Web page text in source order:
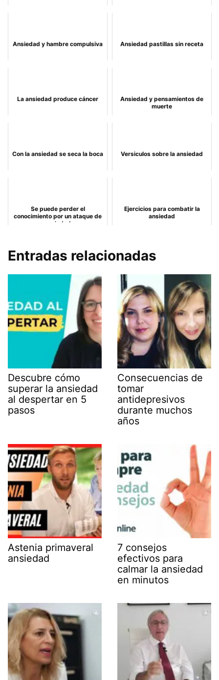
Ansiedad y hambre compulsiva Ansiedad pastillas sin receta
La ansiedad produce cáncer
Ansiedad y pensamientos de
muerte
Con la ansiedad se seca la boca Versiculos sobre la ansiedad
Se puede perder el
conocimiento por un ataque de
ansiedad
Ejercicios para combatir la
ansiedad
Entradas relacionadas
Descubre cómo
superar la ansiedad
al despertar en 5
pasos
Consecuencias de
tomar
antidepresivos
durante muchos
años
Astenia primaveral
ansiedad
7 consejos
efectivos para
calmar la ansiedad
en minutos